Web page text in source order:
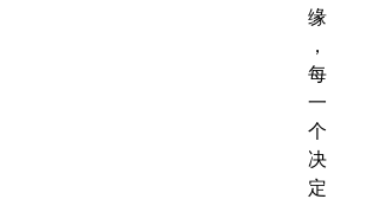
缘
，
每
一
个
决
定